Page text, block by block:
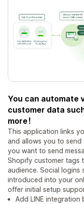
You can automate
customer data
more！
This application links
and allows you to send
you want to send
Shopify customer tags
audience. Social logins
introduced into your
offer initial setup
Add LINE